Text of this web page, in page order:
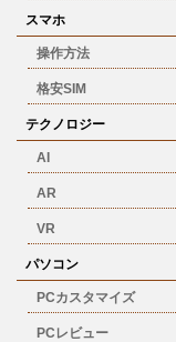
スマホ
操作方法
格安SIM
テクノロジー
AI
AR
VR
パソコン
PCカスタマイズ
PCレビュー